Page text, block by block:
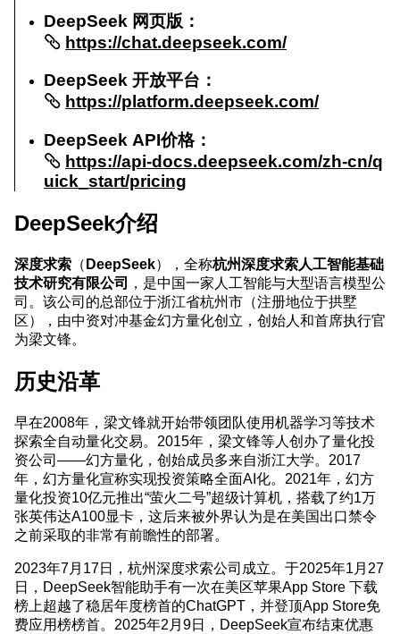
DeepSeek 网页版：
https://chat.deepseek.com/
DeepSeek 开放平台：
https://platform.deepseek.com/
DeepSeek API价格：
https://api-docs.deepseek.com/zh-cn/q
uick_start/pricing
DeepSeek介绍
深度求索 （ DeepSeek），全称杭州深度求索人工智能基础
技术研究有限公司
，是中国一家人工智能与大型语言模型公
司。该公司的总部位于浙江省杭州市（注册地位于拱墅
区），由中资对冲基金幻方量化创立，创始人和首席执行官
为梁文锋。
历史沿革
早在2008年，梁文锋就开始带领团队使用机器学习等技术
探索全自动量化交易。2015年，梁文锋等人创办了量化投
资公司——幻方量化，创始成员多来自浙江大学。2017
年，幻方量化宣称实现投资策略全面AI化。2021年，幻方
量化投资10亿元推出“萤火二号”超级计算机，搭载了约1万
张英伟达A100显卡，这后来被外界认为是在美国出口禁令
之前采取的非常有前瞻性的部署。
2023年7月17日，杭州深度求索公司成立。于2025年1月27
日，DeepSeek智能助手有一次在美区苹果App Store 下载
榜上超越了稳居年度榜首的ChatGPT，并登顶App Store免
费应用榜榜首。2025年2月9日，DeepSeek宣布结束优惠